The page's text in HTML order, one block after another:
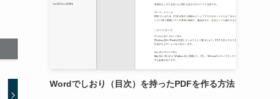
Wordでしおり（目次）を持ったPDFを作る方法